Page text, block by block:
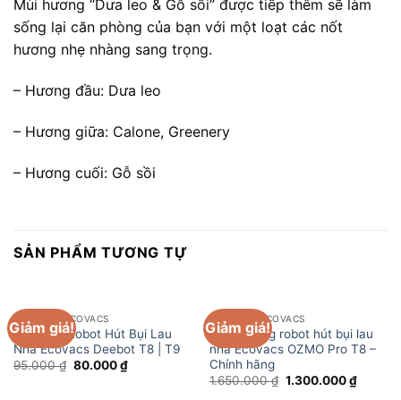
Mùi hương “Dưa leo & Gỗ sồi” được tiếp thêm sẽ làm
sống lại căn phòng của bạn với một loạt các nốt
hương nhẹ nhàng sang trọng.
– Hương đầu: Dưa leo
– Hương giữa: Calone, Greenery
– Hương cuối: Gỗ sồi
SẢN PHẨM TƯƠNG TỰ
Giảm giá!
PHỤ KIỆN ECOVACS
Khăn lau Robot Hút Bụi Lau
Nhà Ecovacs Deebot T8 | T9
95.000₫ Giá
80.000₫Giá
hiện
Giảm giá!
PHỤ KIỆN ECOVACS
Đế lau rung robot hút bụi lau
nhà Ecovacs OZMO Pro T8 –
Chính hãng
1.650.000₫ Giá
1.300.000₫Giá
hiện